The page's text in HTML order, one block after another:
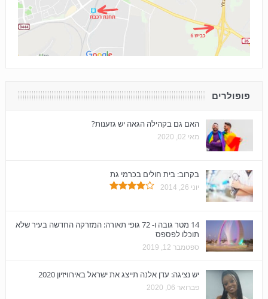
פופולרים
האם גם בקהילה הגאה יש גזענות?
מאי 02, 2020
בקרוב: בית חולים בכרמי גת
יוני 26, 2014
14 מטר גובה ו- 72 גופי תאורה: המזרקה החדשה בעיר שלא
תוכלו לפספס
ספטמבר 12, 2019
יש נציגה: עדן אלנה תייצג את ישראל באירוויזיון 2020
פברואר 06, 2020